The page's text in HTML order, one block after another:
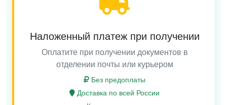
Наложенный платеж при получении
Оплатите при получении документов в
отделении почты или курьером
Без предоплаты
Доставка по всей России